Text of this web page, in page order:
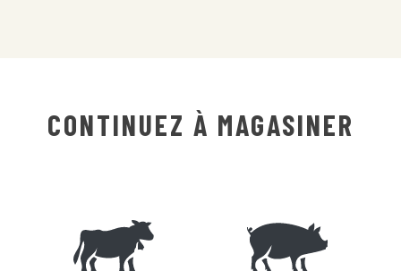
CONTINUEZ À MAGASINER